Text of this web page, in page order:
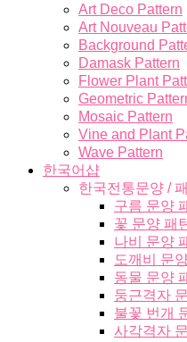
Art Deco Pattern
Art Nouveau
Background
Damask Pattern
Flower Plant
Geometric
Mosaic Pattern
Vine and Plant
Wave Pattern
한국어샵
한국전통문양 /
구름 문양
꽃 문양 패
나비 문양
도깨비 문
동물 문양
둥근격자
불꽃 번개
사각격자